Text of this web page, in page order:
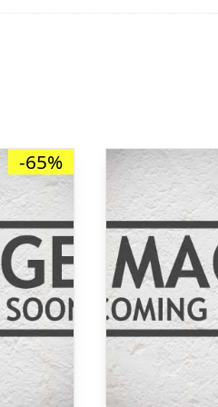
-65%